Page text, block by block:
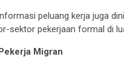
peluang kerja juga
sektor pekerjaan formal di
Migran